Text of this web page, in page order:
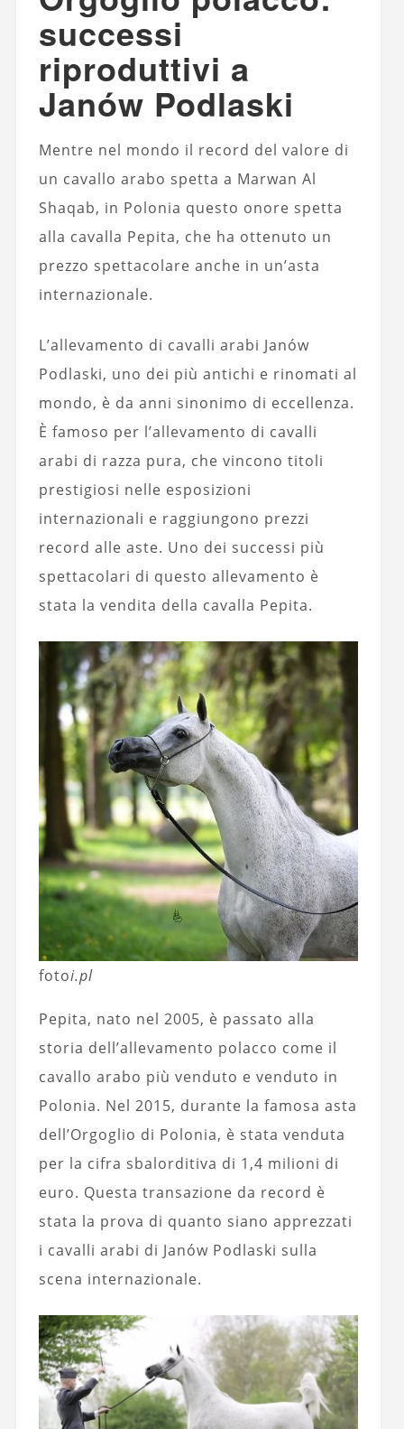
successi
riproduttivi a
Janów Podlaski
Mentre nel mondo il record del valore di
un cavallo arabo spetta a Marwan Al
Shaqab, in Polonia questo onore spetta
alla cavalla Pepita, che ha ottenuto un
prezzo spettacolare anche in un’asta
internazionale.
L’allevamento di cavalli arabi Janów
Podlaski, uno dei più antichi e rinomati al
mondo, è da anni sinonimo di eccellenza.
È famoso per l’allevamento di cavalli
arabi di razza pura, che vincono titoli
prestigiosi nelle esposizioni
internazionali e raggiungono prezzi
record alle aste. Uno dei successi più
spettacolari di questo allevamento è
stata la vendita della cavalla Pepita.
fotoi.pl
Pepita, nato nel 2005, è passato alla
storia dell’allevamento polacco come il
cavallo arabo più venduto e venduto in
Polonia. Nel 2015, durante la famosa asta
dell’Orgoglio di Polonia, è stata venduta
per la cifra sbalorditiva di 1,4 milioni di
euro. Questa transazione da record è
stata la prova di quanto siano apprezzati
i cavalli arabi di Janów Podlaski sulla
scena internazionale.